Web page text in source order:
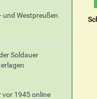
und Westpreußen
Soldauer
1945 online